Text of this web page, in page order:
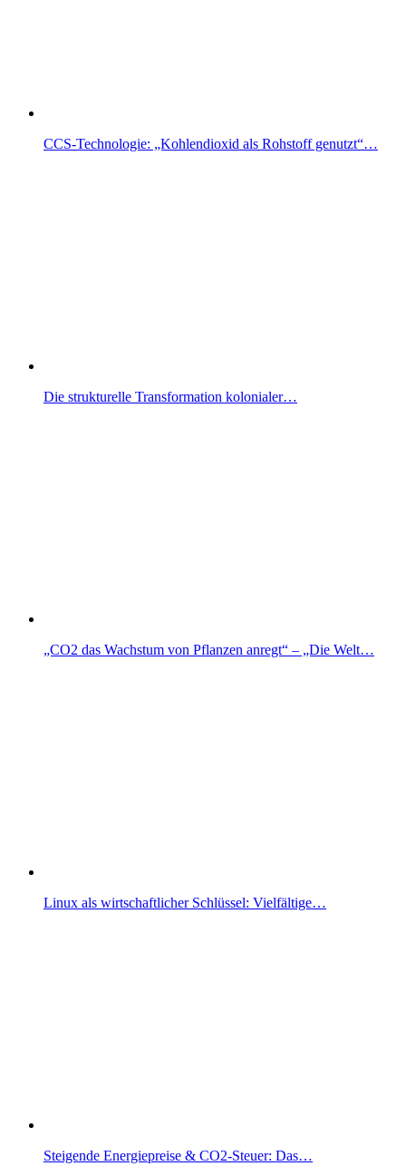
CCS-Technologie: „Kohlendioxid als Rohstoff genutzt“…
Die strukturelle Transformation kolonialer…
„CO2 das Wachstum von Pflanzen anregt“ – „Die Welt…
Linux als wirtschaftlicher Schlüssel: Vielfältige…
Steigende Energiepreise & CO2-Steuer: Das…